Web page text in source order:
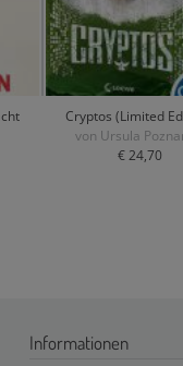
Cryptos (Limited
von Ursula
€ 24,70
Informationen